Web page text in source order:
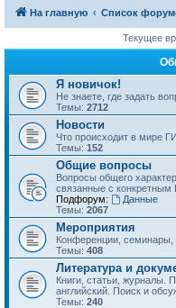
На главную Список
Текущее
Я новичок!
Не знаете, где задать
Темы: 2712
Новости
Что происходит в мире
Темы: 152
Общие вопросы
Вопросы общего
связанные с конкретным
Подфорум:
Данные
Темы: 2067
Мероприятия
Конференции, семинары,
Темы: 408
Литература и
Книги, статьи, журналы.
английский. Поиск и
Темы: 240